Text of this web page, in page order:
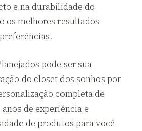
e na durabilidade do
os melhores resultados
pode ser sua
do closet dos sonhos por
completa de
de experiência e
de produtos para você